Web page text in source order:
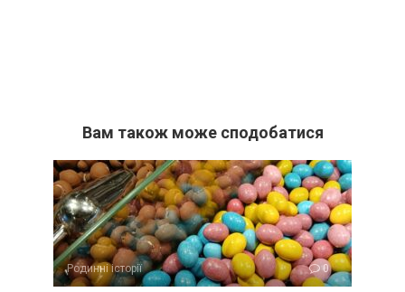
Вам також може сподобатися
Родинні історії 0